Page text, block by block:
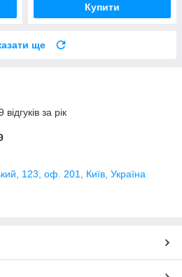
Купити
ще
за рік
123, оф. 201, Київ, Україна